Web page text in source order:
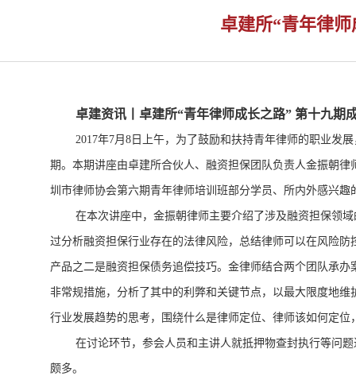
卓建所“青年律
卓建资讯丨卓建所“青年律师成长之路” 第十九期
2017年7月8日上午，为了鼓励和扶持青年律师的职业发
期。本期讲座由卓建所合伙人、融资担保团队负责人金振朝
圳市律师协会第六期青年律师培训班部分学员、所内外感兴趣
在本次讲座中，金振朝律师主要介绍了涉及融资担保领
过分析融资担保行业存在的法律风险，总结律师可以在风险
产品之二是融资担保债务追偿技巧。金律师结合两个团队承
非常规措施，分析了其中的利弊和关键节点，以最大限度地
行业发展趋势的思考，围绕什么是律师定位、律师该如何定
在讨论环节，参会人员和主讲人就抵押物查封执行等问
颇多。